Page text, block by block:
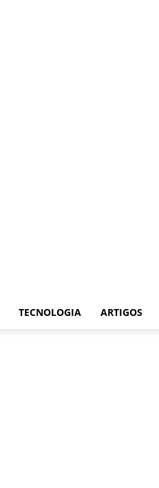
TECNOLOGIA ARTIGOS